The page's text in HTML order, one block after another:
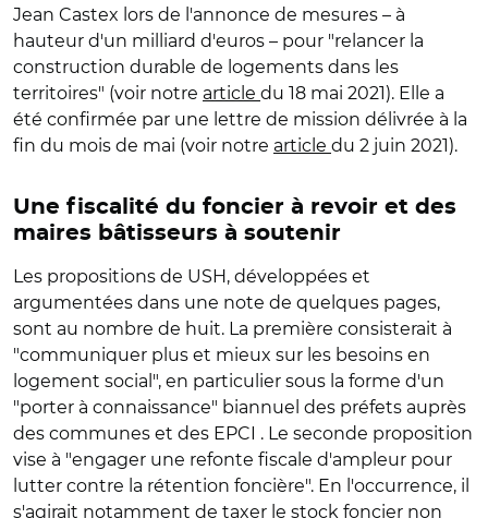
Jean Castex lors de l'annonce de mesures – à
hauteur d'un milliard d'euros – pour "relancer la
construction durable de logements dans les
territoires" (voir notre article du 18 mai 2021). Elle a
été confirmée par une lettre de mission délivrée à la
fin du mois de mai (voir notre article du 2 juin 2021).
Une fiscalité du foncier à revoir et des
maires bâtisseurs à soutenir
Les propositions de USH, développées et
argumentées dans une note de quelques pages,
sont au nombre de huit. La première consisterait à
"communiquer plus et mieux sur les besoins en
logement social", en particulier sous la forme d'un
"porter à connaissance" biannuel des préfets auprès
des communes et des EPCI . Le seconde proposition
vise à "engager une refonte fiscale d'ampleur pour
lutter contre la rétention foncière". En l'occurrence, il
s'agirait notamment de taxer le stock foncier non